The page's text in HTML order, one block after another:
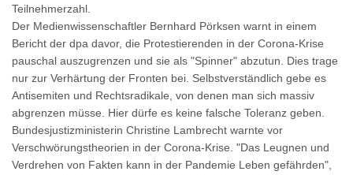
Teilnehmerzahl.
Der Medienwissenschaftler Bernhard Pörksen warnt in einem
Bericht der dpa davor, die Protestierenden in der Corona-Krise
pauschal auszugrenzen und sie als "Spinner" abzutun. Dies trage
nur zur Verhärtung der Fronten bei. Selbstverständlich gebe es
Antisemiten und Rechtsradikale, von denen man sich massiv
abgrenzen müsse. Hier dürfe es keine falsche Toleranz geben.
Bundesjustizministerin Christine Lambrecht warnte vor
Verschwörungstheorien in der Corona-Krise. "Das Leugnen und
Verdrehen von Fakten kann in der Pandemie Leben gefährden",